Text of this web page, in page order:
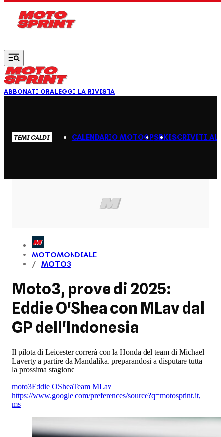
ABBONATI ORALEGGI LA RIVISTA
TEMI CALDI CALENDARIO MOTOGPSBKISCRIVITI AL
MOTOMONDIALE
MOTO3
Moto3, prove di 2025:
Eddie O'Shea con MLav dal
GP dell'Indonesia
Il pilota di Leicester correrà con la Honda del team di Michael
Laverty a partire da Mandalika, preparandosi a disputare tutta
la prossima stagione
moto3Eddie OSheaTeam MLav
https://www.google.com/preferences/source?q=motosprint.it,
ms